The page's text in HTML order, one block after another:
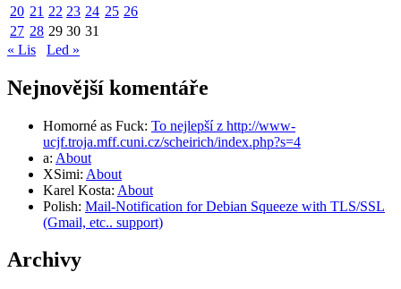
20 21 22 23 24 25 26
27 28 29 30 31
« Lis
Led »
Nejnovější komentáře
Homorné as Fuck: To nejlepší z http://www-
ucjf.troja.mff.cuni.cz/scheirich/index.php?s=4
a: About
XSimi: About
Karel Kosta: About
Polish: Mail-Notification for Debian Squeeze with TLS/SSL
(Gmail, etc.. support)
Archivy